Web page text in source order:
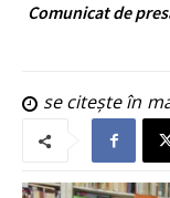
Comunicat de
se citește în